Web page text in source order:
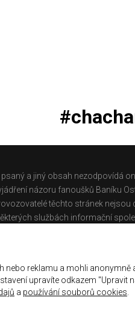
a jiný obsah nezodpovídá
názoru fanoušků Baníku
těchto stránek
službách informační
reklamu a mohli
upravíte odkazem "Upravit
a používání souborů cookies